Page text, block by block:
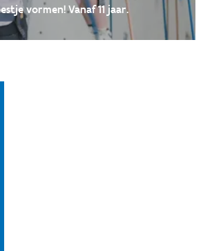
vormen! Vanaf 11 jaar.